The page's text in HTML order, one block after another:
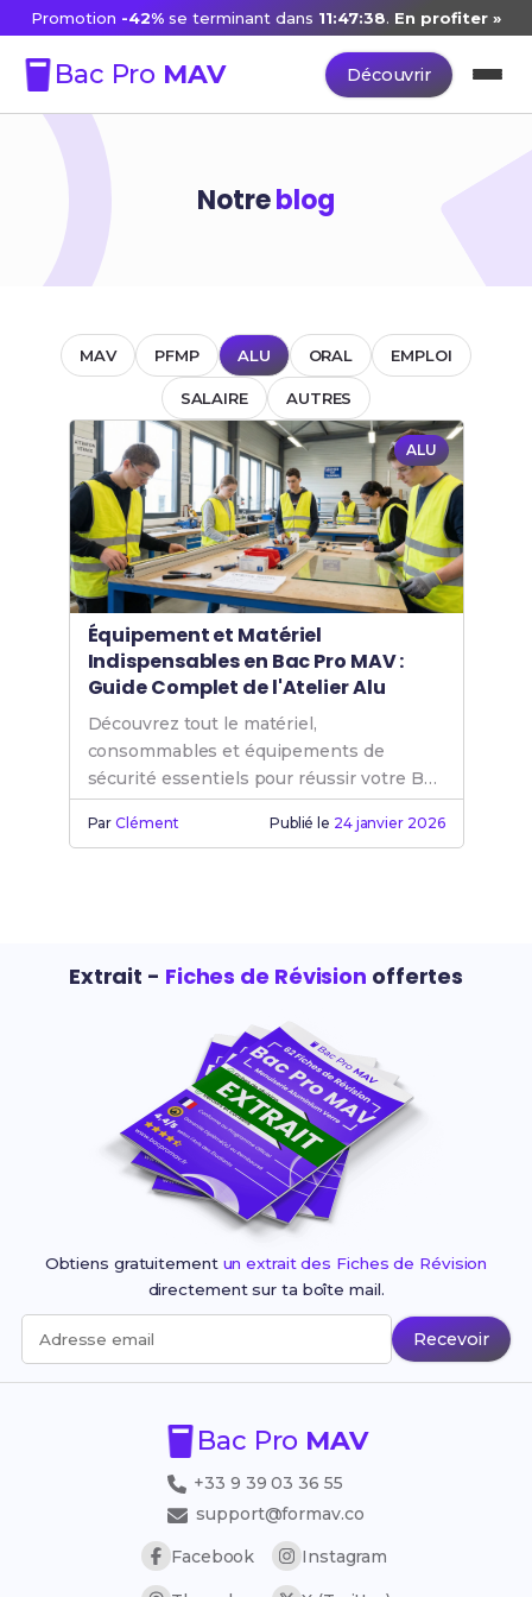
Promotion -42% se terminant dans 11:47:38. En profiter »
Bac Pro MAV Découvrir
Notreblog
MAV PFMP ALU ORAL EMPLOI
SALAIRE AUTRES
ALU
Équipement et Matériel
Indispensables en Bac Pro MAV :
Guide Complet de l'Atelier Alu
Découvrez tout le matériel,
consommables et équipements de
sécurité essentiels pour réussir votre Bac
Pro MAV en atelier alu.
ParClément Publié le 24 janvier 2026
Extrait - Fiches de Révision offertes
Obtiens gratuitement un extrait des Fiches de Révision
directement sur ta boîte mail.
Adresse email Recevoir
Bac Pro MAV
+33 9 39 03 36 55
support@formav.co
Facebook
Instagram